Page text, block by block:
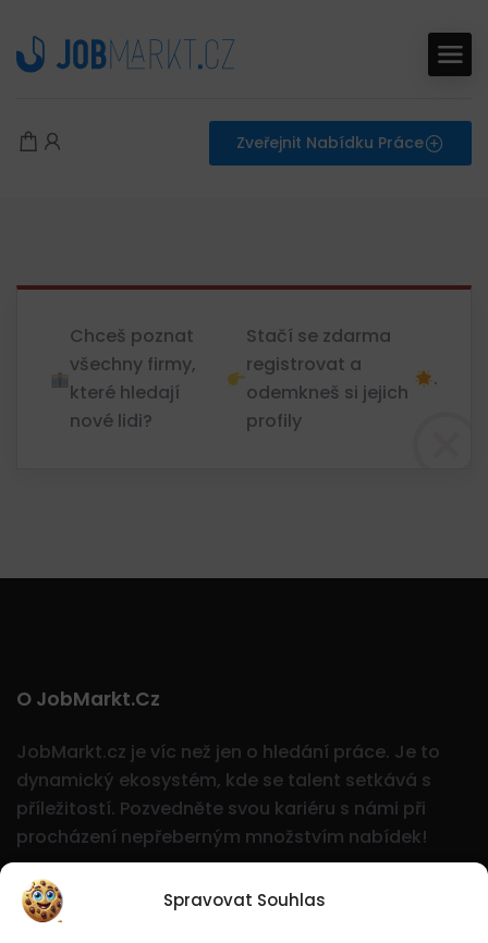
Spravovat Souhlas
Zveřejnit Nabídku Práce
Chceš poznat
všechny firmy,
které hledají
nové lidi?
Stačí se zdarma
registrovat a
odemkneš si jejich
profily
.
O JobMarkt.cz
JobMarkt.cz je víc než jen o hledání práce. Je to
dynamický ekosystém, kde se talent setkává s
příležitostí. Pozvedněte svou kariéru s námi při
procházení nepřeberným množstvím nabídek!